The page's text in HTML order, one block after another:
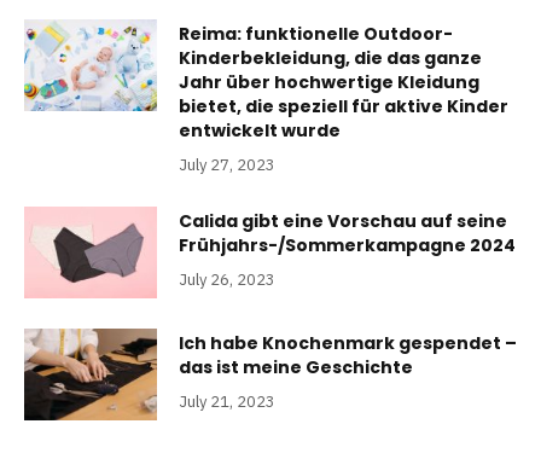
Reima: funktionelle Outdoor-
Kinderbekleidung, die das ganze
Jahr über hochwertige Kleidung
bietet, die speziell für aktive Kinder
entwickelt wurde
July 27, 2023
Calida gibt eine Vorschau auf seine
Frühjahrs-/Sommerkampagne 2024
July 26, 2023
Ich habe Knochenmark gespendet –
das ist meine Geschichte
July 21, 2023